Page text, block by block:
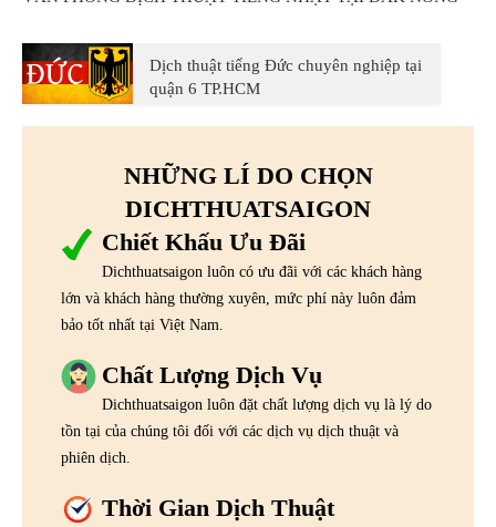
Dịch thuật tiếng Đức chuyên nghiệp tại
quận 6 TP.HCM
NHỮNG LÍ DO CHỌN
DICHTHUATSAIGON
Chiết Khấu Ưu Đãi
Dichthuatsaigon luôn có ưu đãi với các khách hàng
lớn và khách hàng thường xuyên, mức phí này luôn đảm
bảo tốt nhất tại Việt Nam.
Chất Lượng Dịch Vụ
Dichthuatsaigon luôn đặt chất lượng dịch vụ là lý do
tồn tại của chúng tôi đối với các dịch vụ dịch thuật và
phiên dịch.
Thời Gian Dịch Thuật